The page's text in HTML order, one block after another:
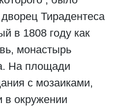
Тирадентеса
в 1808 году как
монастырь
На площади
с мозаиками,
окружении